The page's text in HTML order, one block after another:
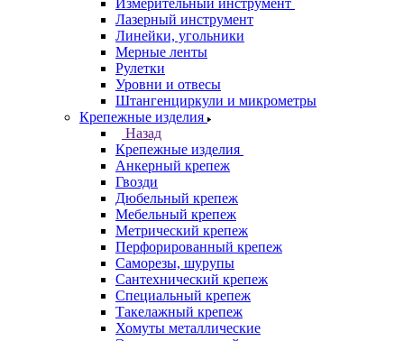
Измерительный инструмент
Лазерный инструмент
Линейки, угольники
Мерные ленты
Рулетки
Уровни и отвесы
Штангенциркули и микрометры
Крепежные изделия
Назад
Крепежные изделия
Анкерный крепеж
Гвозди
Дюбельный крепеж
Мебельный крепеж
Метрический крепеж
Перфорированный крепеж
Саморезы, шурупы
Сантехнический крепеж
Специальный крепеж
Такелажный крепеж
Хомуты металлические